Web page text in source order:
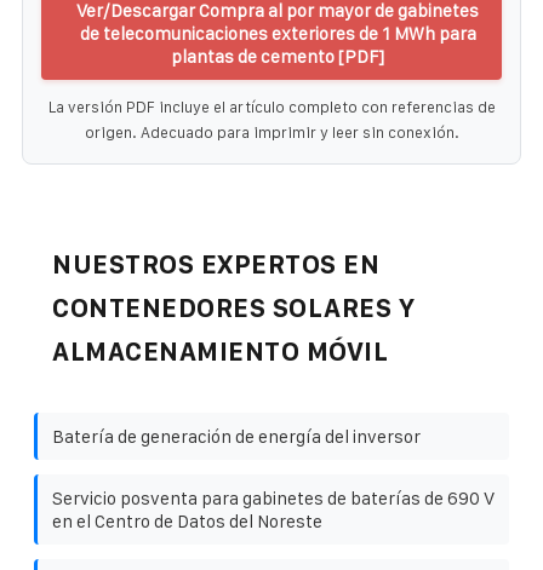
Ver/Descargar Compra al por mayor de gabinetes
de telecomunicaciones exteriores de 1 MWh para
plantas de cemento [PDF]
La versión PDF incluye el artículo completo con referencias de
origen. Adecuado para imprimir y leer sin conexión.
NUESTROS EXPERTOS EN
CONTENEDORES SOLARES Y
ALMACENAMIENTO MÓVIL
Batería de generación de energía del inversor
Servicio posventa para gabinetes de baterías de 690 V
en el Centro de Datos del Noreste